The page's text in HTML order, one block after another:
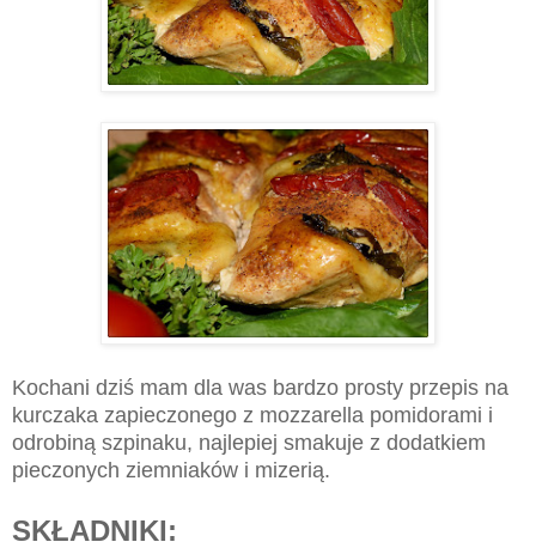
Kochani dziś mam dla was bardzo prosty przepis na
kurczaka zapieczonego z mozzarella pomidorami i
odrobiną szpinaku, najlepiej smakuje z dodatkiem
pieczonych ziemniaków i mizerią.
SKŁADNIKI: